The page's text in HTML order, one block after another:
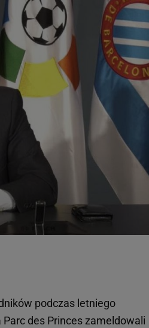
podczas letniego
des Princes zameldowali